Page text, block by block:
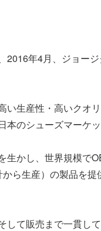
2016年4月、ジョー
い生産性・高いクオ
のシューズマーケッ
生かし、世界規模で
ら生産）の製品を提
て販売まで一貫し